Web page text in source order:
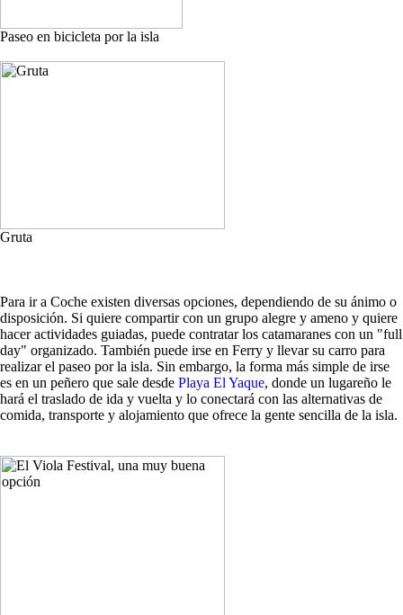
Paseo en bicicleta por la isla
Gruta
Para ir a Coche existen diversas opciones, dependiendo de su ánimo o
disposición. Si quiere compartir con un grupo alegre y ameno y quiere
hacer actividades guiadas, puede contratar los catamaranes con un "full
day" organizado. También puede irse en Ferry y llevar su carro para
realizar el paseo por la isla. Sin embargo, la forma más simple de irse
es en un peñero que sale desde Playa El Yaque, donde un lugareño le
hará el traslado de ida y vuelta y lo conectará con las alternativas de
comida, transporte y alojamiento que ofrece la gente sencilla de la isla.